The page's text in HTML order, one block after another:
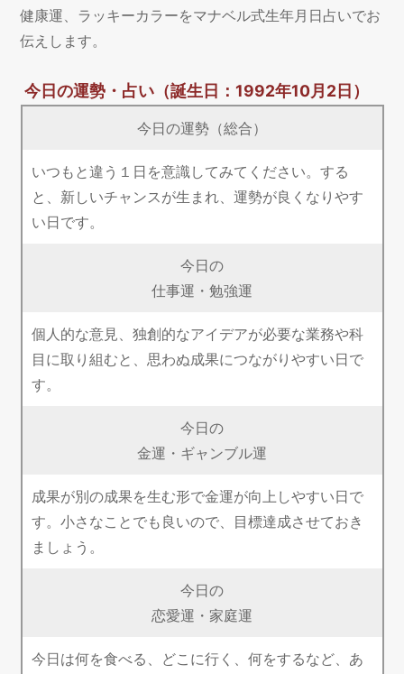
健康運、ラッキーカラーをマナベル式生年月日占いでお
伝えします。
今日の運勢・占い（誕生日：1992年10月2日）
今日の運勢（総合）
いつもと違う１日を意識してみてください。する
と、新しいチャンスが生まれ、運勢が良くなりやす
い日です。
今日の
仕事運・勉強運
個人的な意見、独創的なアイデアが必要な業務や科
目に取り組むと、思わぬ成果につながりやすい日で
す。
今日の
金運・ギャンブル運
成果が別の成果を生む形で金運が向上しやすい日で
す。小さなことでも良いので、目標達成させておき
ましょう。
今日の
恋愛運・家庭運
今日は何を食べる、どこに行く、何をするなど、あ